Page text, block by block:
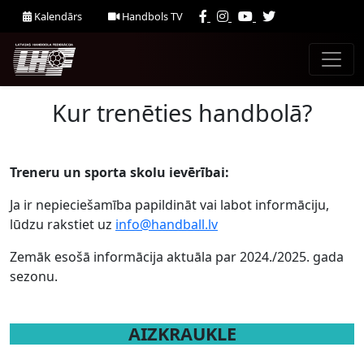
Kalendārs Handbols TV
Kur trenēties handbolā?
Treneru un sporta skolu ievērībai:
Ja ir nepieciešamība papildināt vai labot informāciju,
lūdzu rakstiet uz info@handball.lv
Zemāk esošā informācija aktuāla par 2024./2025. gada
sezonu.
AIZKRAUKLE